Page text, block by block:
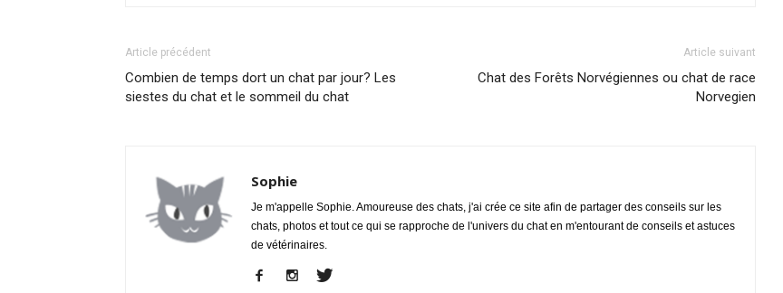
Article précédent
Combien de temps dort un chat par jour? Les
siestes du chat et le sommeil du chat
Article suivant
Chat des Forêts Norvégiennes ou chat de race
Norvegien
Sophie
Je m'appelle Sophie. Amoureuse des chats, j'ai crée ce site afin de partager des conseils sur les
chats, photos et tout ce qui se rapproche de l'univers du chat en m'entourant de conseils et astuces
de vétérinaires.